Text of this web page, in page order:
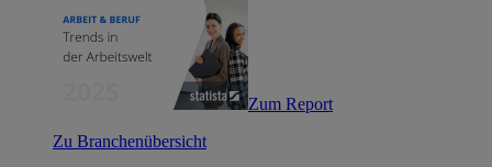
Zum Report
Zu Branchenübersicht